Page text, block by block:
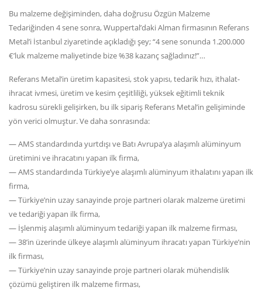
Bu malzeme değişiminden, daha doğrusu Özgün Malzeme
Tedariğinden 4 sene sonra, Wuppertal’daki Alman firmasının Referans
Metal’i İstanbul ziyaretinde açıkladığı şey; “4 sene sonunda 1.200.000
€’luk malzeme maliyetinde bize %38 kazanç sağladınız!”…
Referans Metal’in üretim kapasitesi, stok yapısı, tedarik hızı, ithalat-
ihracat ivmesi, üretim ve kesim çeşitliliği, yüksek eğitimli teknik
kadrosu sürekli gelişirken, bu ilk sipariş Referans Metal’in gelişiminde
yön verici olmuştur. Ve daha sonrasında:
— AMS standardında yurtdışı ve Batı Avrupa’ya alaşımlı alüminyum
üretimini ve ihracatını yapan ilk firma,
— AMS standardında Türkiye’ye alaşımlı alüminyum ithalatını yapan ilk
firma,
— Türkiye’nin uzay sanayinde proje partneri olarak malzeme üretimi
ve tedariği yapan ilk firma,
— İşlenmiş alaşımlı alüminyum tedariği yapan ilk malzeme firması,
— 38’in üzerinde ülkeye alaşımlı alüminyum ihracatı yapan Türkiye’nin
ilk firması,
— Türkiye’nin uzay sanayinde proje partneri olarak mühendislik
çözümü geliştiren ilk malzeme firması,